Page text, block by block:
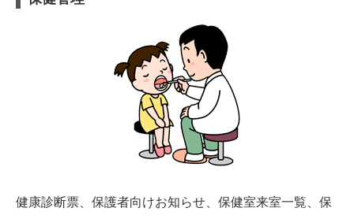
健康診断票、保護者向けお知らせ、保健室来室一覧、保